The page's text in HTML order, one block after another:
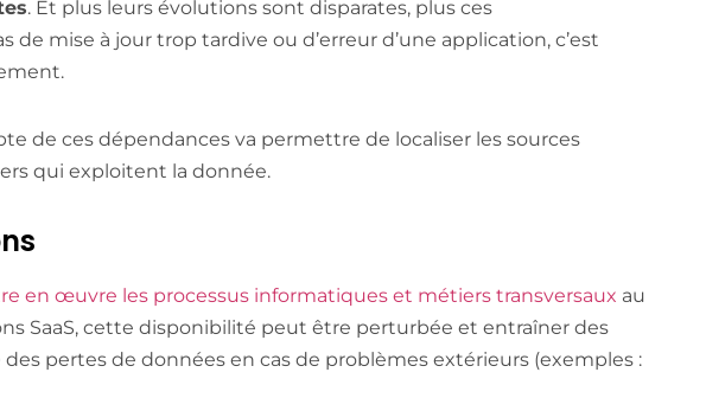
. Et plus leurs évolutions sont disparates, plus ces
mise à jour trop tardive ou d’erreur d’une application, c’est
de ces dépendances va permettre de localiser les sources
qui exploitent la donnée.
en œuvre les processus informatiques et métiers transversaux au
SaaS, cette disponibilité peut être perturbée et entraîner des
pertes de données en cas de problèmes extérieurs (exemples :